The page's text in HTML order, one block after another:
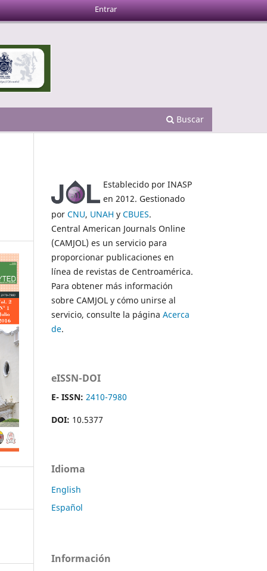
Buscar
Entrar
Establecido por INASP
en 2012. Gestionado
por CNU, UNAH y CBUES.
Central American Journals Online
(CAMJOL) es un servicio para
proporcionar publicaciones en
línea de revistas de Centroamérica.
Para obtener más información
sobre CAMJOL y cómo unirse al
servicio, consulte la página Acerca
de.
eISSN-DOI
E- ISSN: 2410-7980
DOI: 10.5377
Idioma
English
Español
Información